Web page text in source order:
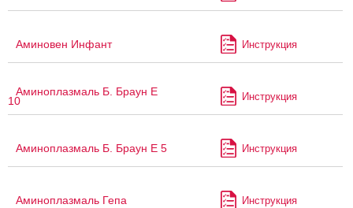
Аминовен Инфант Инструкция
Аминоплазмаль Б. Браун Е
10 Инструкция
Аминоплазмаль Б. Браун Е 5 Инструкция
Аминоплазмаль Гепа Инструкция